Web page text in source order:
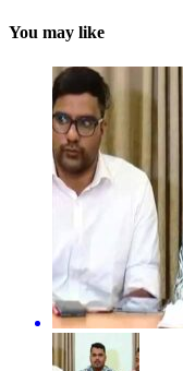
You may like